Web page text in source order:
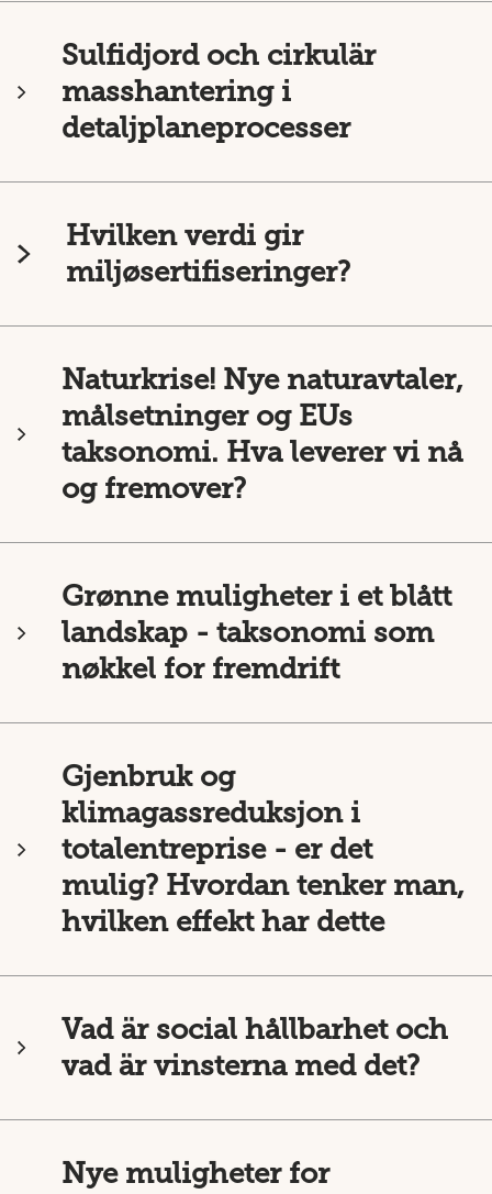
Sulfidjord och cirkulär
masshantering i
detaljplaneprocesser
Hvilken verdi gir
miljøsertifiseringer?
Naturkrise! Nye naturavtaler,
målsetninger og EUs
taksonomi. Hva leverer vi nå
og fremover?
Grønne muligheter i et blått
landskap - taksonomi som
nøkkel for fremdrift
Gjenbruk og
klimagassreduksjon i
totalentreprise - er det
mulig? Hvordan tenker man,
hvilken effekt har dette
Vad är social hållbarhet och
vad är vinsterna med det?
Nye muligheter for